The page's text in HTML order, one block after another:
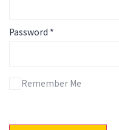
Password *
Remember Me